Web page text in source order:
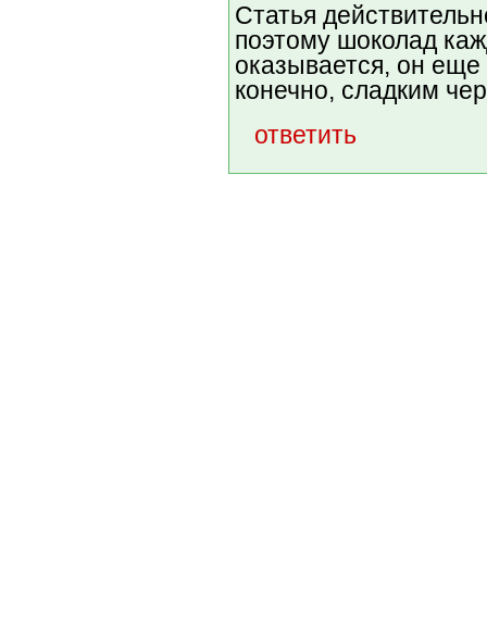
Статья
поэтому шоколад
оказывается, он еще
конечно, сладким
ответить